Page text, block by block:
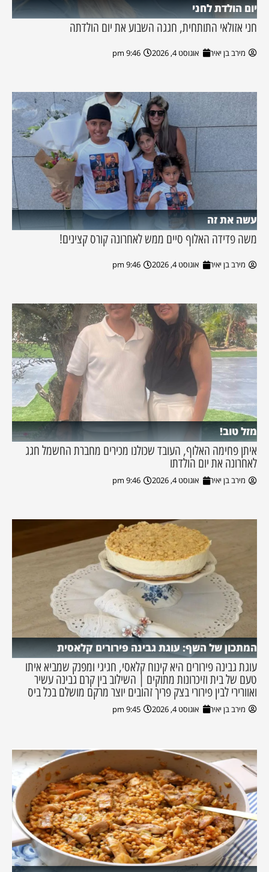
יום הולדת לחני
חני אזולאי התותחית, חגגה השבוע את יום הולדתה
מירב בן יאיר אוגוסט 4, 2026 9:46 pm
עשה את זה
משה פדידה האלוף סיים ממש לאחרונה קורס קצינים!
מירב בן יאיר אוגוסט 4, 2026 9:46 pm
מזל טוב!
איתן פחימה האלוף, העובד שכולנו מכירים מחברת החשמל חגג
לאחרונה את יום הולדתו
מירב בן יאיר אוגוסט 4, 2026 9:46 pm
המתכון של השף: עוגת גבינה פירורים קלאסית
עוגת גבינה פירורים היא קינוח קלאסי, חגיגי ומפנק שמביא איתו
טעם של בית וזיכרונות מתוקים | השילוב בין קרם גבינה עשיר
ואוורירי לבין פירורי בצק פריך זהובים יוצר מרקם מושלם בכל ביס
מירב בן יאיר אוגוסט 4, 2026 9:45 pm